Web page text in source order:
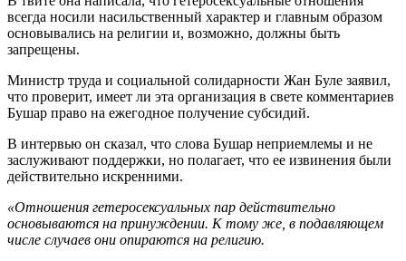
всегда носили насильственный характер и главным образом
основывались на религии и, возможно, должны быть
запрещены.
Министр труда и социальной солидарности Жан Буле заявил,
что проверит, имеет ли эта организация в свете комментариев
Бушар право на ежегодное получение субсидий.
В интервью он сказал, что слова Бушар неприемлемы и не
заслуживают поддержки, но полагает, что ее извинения были
действительно искренними.
«Отношения гетеросексуальных пар действительно
основываются на принуждении. К тому же, в подавляющем
числе случаев они опираются на религию.